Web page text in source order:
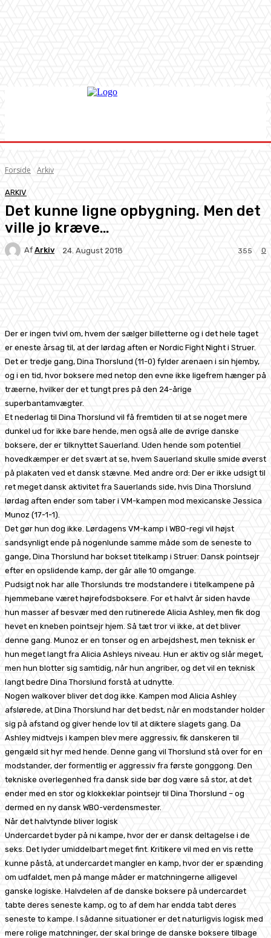
Forside Arkiv
ARKIV
Det kunne ligne opbygning. Men det
ville jo kræve…
Af Arkiv 24. August 2018 0
355
Der er ingen tvivl om, hvem der sælger billetterne og i det hele taget
er eneste årsag til, at der lørdag aften er Nordic Fight Night i Struer.
Det er tredje gang, Dina Thorslund (11-0) fylder arenaen i sin hjemby,
og i en tid, hvor boksere med netop den evne ikke ligefrem hænger på
træerne, hvilker der et tungt pres på den 24-årige
superbantamvægter.
Et nederlag til Dina Thorslund vil få fremtiden til at se noget mere
dunkel ud for ikke bare hende, men også alle de øvrige danske
boksere, der er tilknyttet Sauerland. Uden hende som potentiel
hovedkæmper er det svært at se, hvem Sauerland skulle smide øverst
på plakaten ved et dansk stævne. Med andre ord: Der er ikke udsigt til
ret meget dansk aktivitet fra Sauerlands side, hvis Dina Thorslund
lørdag aften ender som taber i VM-kampen mod mexicanske Jessica
Munoz (17-1-1).
Det gør hun dog ikke. Lørdagens VM-kamp i WBO-regi vil højst
sandsynligt ende på nogenlunde samme måde som de seneste to
gange, Dina Thorslund har bokset titelkamp i Struer: Dansk pointsejr
efter en opslidende kamp, der går alle 10 omgange.
Pudsigt nok har alle Thorslunds tre modstandere i titelkampene på
hjemmebane været højrefodsboksere. For et halvt år siden havde
hun masser af besvær med den rutinerede Alicia Ashley, men fik dog
hevet en kneben pointsejr hjem. Så tæt tror vi ikke, at det bliver
denne gang. Munoz er en tonser og en arbejdshest, men teknisk er
hun meget langt fra Alicia Ashleys niveau. Hun er aktiv og slår meget,
men hun blotter sig samtidig, når hun angriber, og det vil en teknisk
langt bedre Dina Thorslund forstå at udnytte.
Nogen walkover bliver det dog ikke. Kampen mod Alicia Ashley
afslørede, at Dina Thorslund har det bedst, når en modstander holder
sig på afstand og giver hende lov til at diktere slagets gang. Da
Ashley midtvejs i kampen blev mere aggressiv, fik danskeren til
gengæld sit hyr med hende. Denne gang vil Thorslund stå over for en
modstander, der formentlig er aggressiv fra første gonggong. Den
tekniske overlegenhed fra dansk side bør dog være så stor, at det
ender med en stor og klokkeklar pointsejr til Dina Thorslund – og
dermed en ny dansk WBO-verdensmester.
Når det halvtynde bliver logisk
Undercardet byder på ni kampe, hvor der er dansk deltagelse i de
seks. Det lyder umiddelbart meget fint. Kritikere vil med en vis rette
kunne påstå, at undercardet mangler en kamp, hvor der er spænding
om udfaldet, men på mange måder er matchningerne alligevel
ganske logiske. Halvdelen af de danske boksere på undercardet
tabte deres seneste kamp, og to af dem har endda tabt deres
seneste to kampe. I sådanne situationer er det naturligvis logisk med
mere rolige matchninger, der skal bringe de danske boksere tilbage